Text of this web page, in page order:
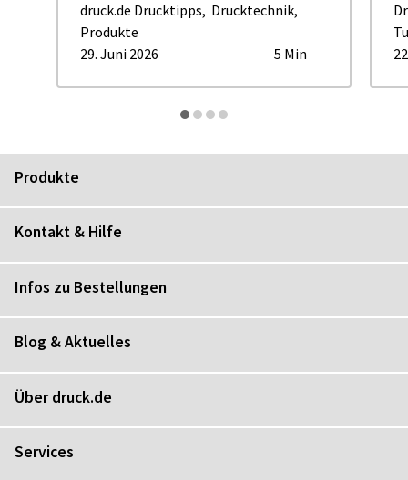
druck.de Drucktipps, Drucktechnik,
Produkte
29. Juni 2026
5 Min
Produkte
Kontakt & Hilfe
Infos zu Bestellungen
Blog & Aktuelles
Über druck.de
Services